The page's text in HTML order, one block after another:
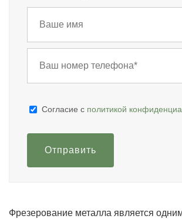
Cогласие с политикой
Отправить
Фрезерование металла является